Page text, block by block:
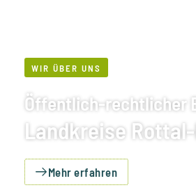
WIR ÜBER UNS
Öffentlich-rechtlicher
Landkreise
Mehr erfahren